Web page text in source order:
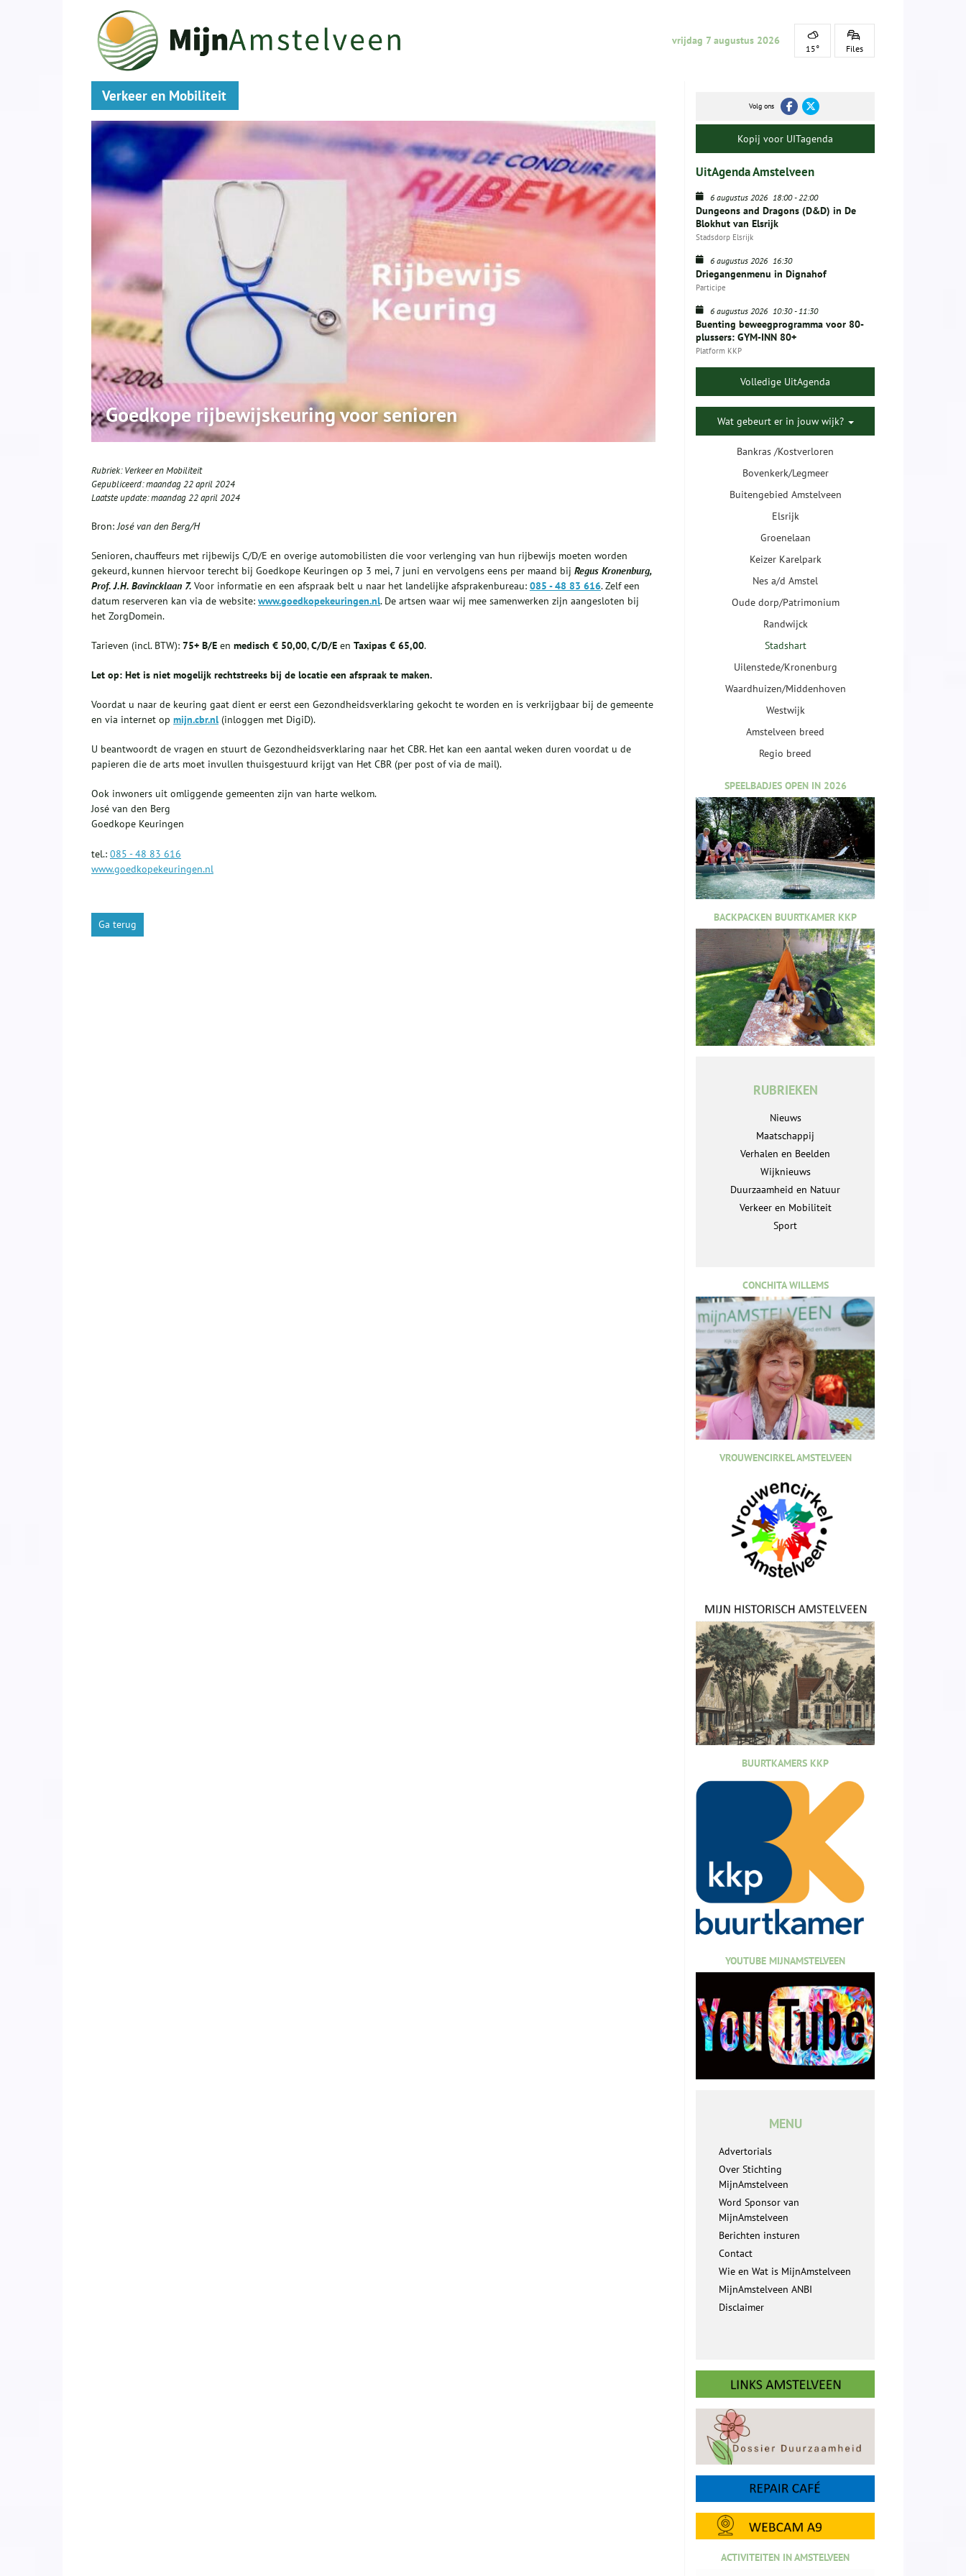
vrijdag 7 augustus 2026
15° Files
Verkeer en Mobiliteit
Goedkope rijbewijskeuring voor senioren
Rubriek:Verkeer en Mobiliteit
Gepubliceerd:maandag 22 april 2024
Laatste update:maandag 22 april 2024
Bron:José van den Berg/H
Senioren, chauffeurs met rijbewijs C/D/E en overige automobilisten die voor verlenging van hun rijbewijs moeten worden
gekeurd, kunnen hiervoor terecht bij Goedkope Keuringen op 3 mei, 7 juni en vervolgens eens per maand bij Regus Kronenburg,
Prof. J.H. Bavincklaan 7. Voor informatie en een afspraak belt u naar het landelijke afsprakenbureau: 085 - 48 83 616. Zelf een
datum reserveren kan via de website: www.goedkopekeuringen.nl. De artsen waar wij mee samenwerken zijn aangesloten bij
het ZorgDomein.
Tarieven (incl. BTW): 75+ B/E en medisch € 50,00,C/D/E en Taxipas € 65,00.
Let op: Het is niet mogelijk rechtstreeks bij de locatie een afspraak te maken.
Voordat u naar de keuring gaat dient er eerst een Gezondheidsverklaring gekocht te worden en is verkrijgbaar bij de gemeente
en via internet op mijn.cbr.nl (inloggen met DigiD).
U beantwoordt de vragen en stuurt de Gezondheidsverklaring naar het CBR. Het kan een aantal weken duren voordat u de
papieren die de arts moet invullen thuisgestuurd krijgt van Het CBR (per post of via de mail).
Ook inwoners uit omliggende gemeenten zijn van harte welkom.
José van den Berg
Goedkope Keuringen
tel.: 085 - 48 83 616
www.goedkopekeuringen.nl
Ga terug
Volg ons
Kopij voor UITagenda
UitAgenda Amstelveen
6 augustus 2026 18:00-22:00
Dungeons and Dragons (D&D) in De
Blokhut van Elsrijk
Stadsdorp Elsrijk
6 augustus 2026 16:30
Driegangenmenu in Dignahof
Participe
6 augustus 2026 10:30-11:30
Buenting beweegprogramma voor 80-
plussers: GYM-INN 80+
Platform KKP
Volledige UitAgenda
Wat gebeurt er in jouw wijk?
Bankras /Kostverloren
Bovenkerk/Legmeer
Buitengebied Amstelveen
Elsrijk
Groenelaan
Keizer Karelpark
Nes a/d Amstel
Oude dorp/Patrimonium
Randwijck
Stadshart
Uilenstede/Kronenburg
Waardhuizen/Middenhoven
Westwijk
Amstelveen breed
Regio breed
SPEELBADJES OPEN IN 2026
BACKPACKEN BUURTKAMER KKP
RUBRIEKEN
Nieuws
Maatschappij
Verhalen en Beelden
Wijknieuws
Duurzaamheid en Natuur
Verkeer en Mobiliteit
Sport
CONCHITA WILLEMS
VROUWENCIRKEL AMSTELVEEN
BUURTKAMERS KKP
YOUTUBE MIJNAMSTELVEEN
MENU
Advertorials
Over Stichting
MijnAmstelveen
Word Sponsor van
MijnAmstelveen
Berichten insturen
Contact
Wie en Wat is MijnAmstelveen
MijnAmstelveen ANBI
Disclaimer
ACTIVITEITEN IN AMSTELVEEN